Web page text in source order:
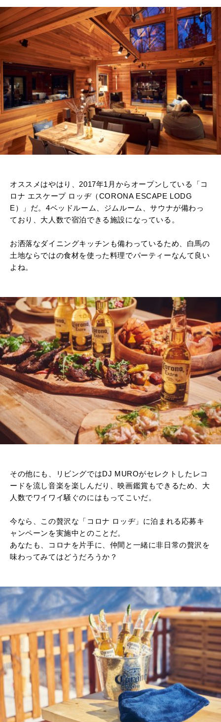
オススメはやはり、2017年1月からオープンしている「コ
ロナ エスケープ ロッヂ（CORONA ESCAPE LODG
E）」だ。4ベッドルーム、ジムルーム、サウナが備わっ
ており、大人数で宿泊できる施設になっている。
お洒落なダイニングキッチンも備わっているため、白馬の
土地ならではの食材を使った料理でパーティーなんて良い
よね。
その他にも、リビングではDJ MUROがセレクトしたレコ
ードを流し音楽を楽しんだり、映画鑑賞もできるため、大
人数でワイワイ騒ぐのにはもってこいだ。
今なら、この贅沢な「コロナ ロッヂ」に泊まれる応募キ
ャンペーンを実施中とのことだ。
あなたも、コロナを片手に、仲間と一緒に非日常の贅沢を
味わってみてはどうだろうか？